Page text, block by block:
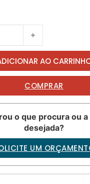
quantidade
AO
COMPRAR
o que procura ou
desejada?
UM